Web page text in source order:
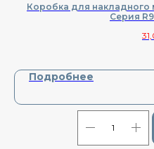
Коробка для
Cерия
Подробнее